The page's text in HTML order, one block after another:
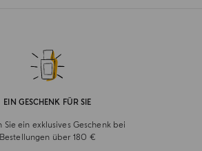
EIN GESCHENK FÜR SIE
Sie ein exklusives Geschenk bei
Bestellungen über 180 €